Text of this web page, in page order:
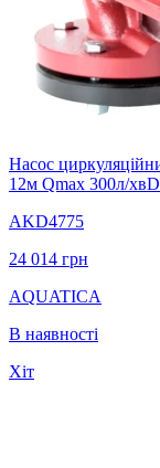
Насос
12м Qmax 300л/
AKD4775
24 014 грн
AQUATICA
В наявності
Хіт